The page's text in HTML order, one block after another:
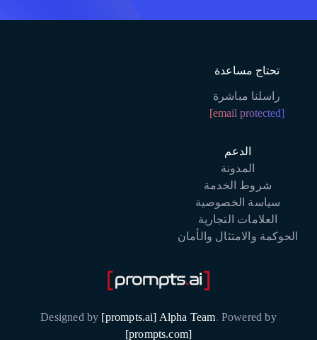
تحتاج مساعدة
راسلنا مباشرة
[email protected]
الدعم
المدونة
شروط الخدمة
سياسة الخصوصية
العلامات التجارية
الحوكمة والامتثال والأمان
Designed by [prompts.ai] Alpha Team. Powered by
[prompts.com]